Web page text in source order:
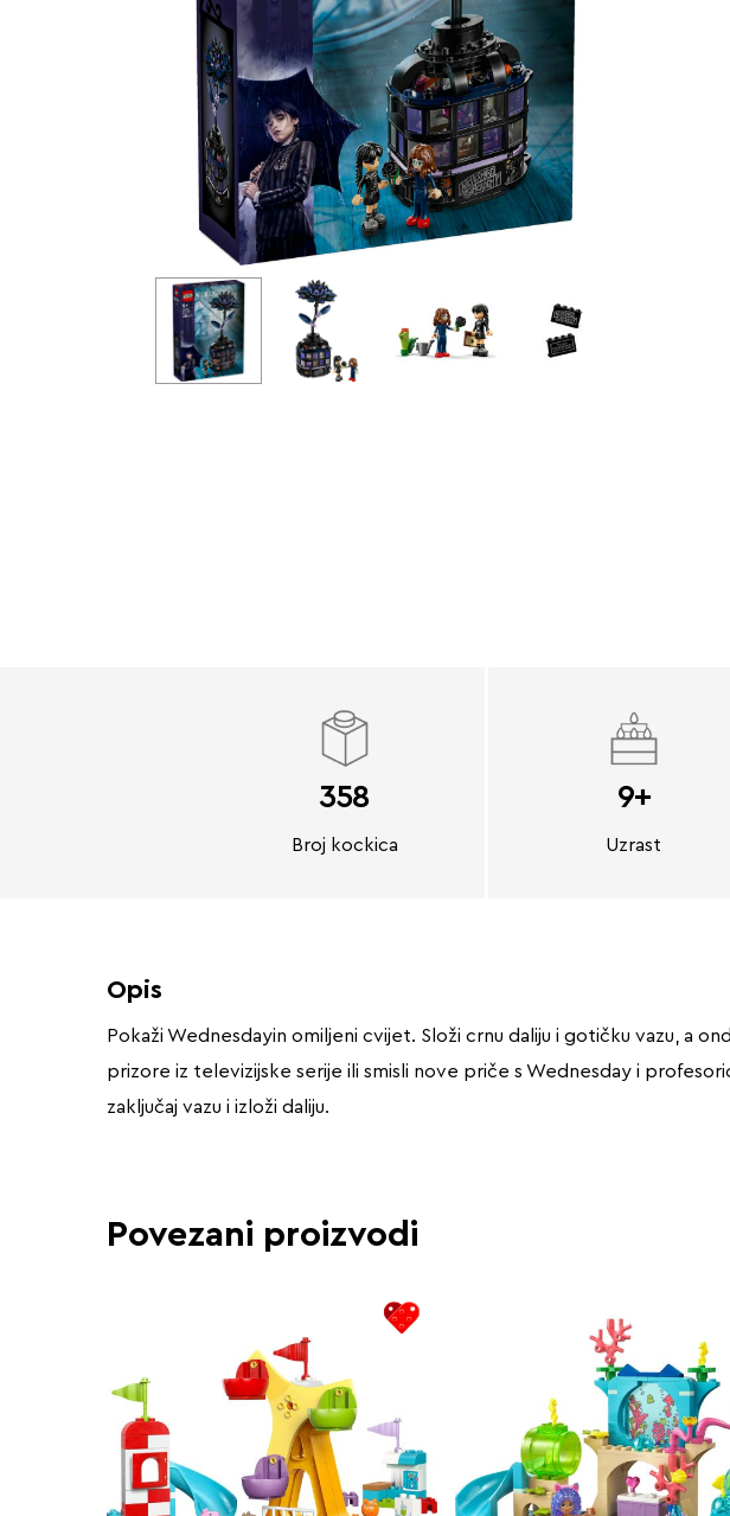
358
Broj kockica
9+
Uzrast
Opis
Pokaži Wednesdayin omiljeni cvijet. Složi crnu daliju i gotičku vazu, a
prizore iz televizijske serije ili smisli nove priče s Wednesday i
zaključaj vazu i izloži daliju.
Povezani proizvodi